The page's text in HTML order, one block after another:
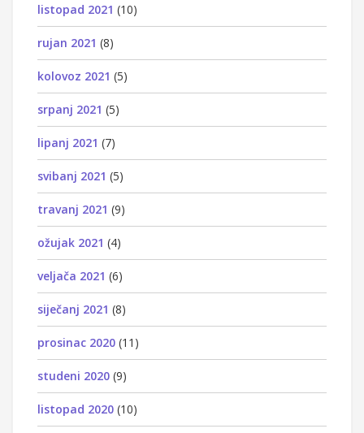
listopad 2021 (10)
rujan 2021 (8)
kolovoz 2021 (5)
srpanj 2021 (5)
lipanj 2021 (7)
svibanj 2021 (5)
travanj 2021 (9)
ožujak 2021 (4)
veljača 2021 (6)
siječanj 2021 (8)
prosinac 2020 (11)
studeni 2020 (9)
listopad 2020 (10)